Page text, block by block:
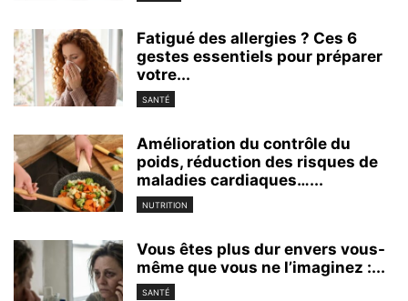
Fatigué des allergies ? Ces 6
gestes essentiels pour préparer
votre...
SANTÉ
Amélioration du contrôle du
poids, réduction des risques de
maladies cardiaques…...
NUTRITION
Vous êtes plus dur envers vous-
même que vous ne l’imaginez :...
SANTÉ